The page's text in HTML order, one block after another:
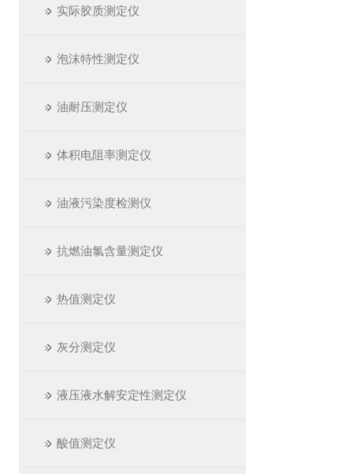
实际胶质测定仪
泡沫特性测定仪
油耐压测定仪
体积电阻率测定仪
油液污染度检测仪
抗燃油氯含量测定仪
热值测定仪
灰分测定仪
液压液水解安定性测定仪
酸值测定仪